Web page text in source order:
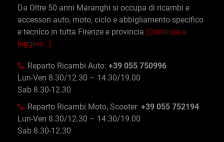
Da Oltre 50 anni Maranghi si occupa di ricambi e
accessori auto, moto, ciclo e abbigliamento specifico
e tecnico in tutta Firenze e provincia [Continua a
leggere...]
Reparto Ricambi Auto: +39 055 750996
Lun-Ven 8.30/12.30 – 14.30/19.00
Sab 8.30-12.30
Reparto Ricambi Moto, Scooter: +39 055 752194
Lun-Ven 8.30/12.30 – 14.30/19.00
Sab 8.30-12.30